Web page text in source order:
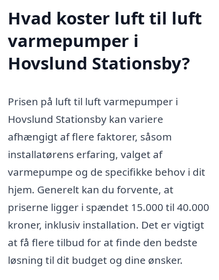
Hvad koster luft til luft
varmepumper i
Hovslund Stationsby?
Prisen på luft til luft varmepumper i
Hovslund Stationsby kan variere
afhængigt af flere faktorer, såsom
installatørens erfaring, valget af
varmepumpe og de specifikke behov i dit
hjem. Generelt kan du forvente, at
priserne ligger i spændet 15.000 til 40.000
kroner, inklusiv installation. Det er vigtigt
at få flere tilbud for at finde den bedste
løsning til dit budget og dine ønsker.